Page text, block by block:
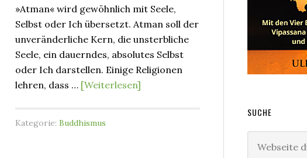
»Atman« wird gewöhnlich mit Seele,
Selbst oder Ich übersetzt. Atman soll der
unveränderliche Kern, die unsterbliche
Seele, ein dauerndes, absolutes Selbst
oder Ich darstellen. Einige Religionen
lehren, dass … [Weiterlesen]
Kategorie: Buddhismus
SUCHE